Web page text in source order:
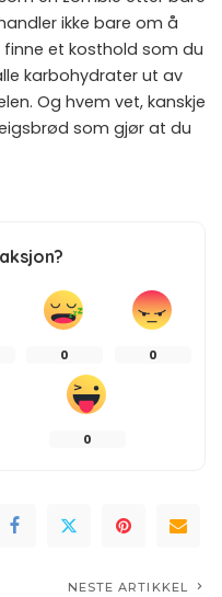
ikke bare om å
et kosthold som du
karbohydrater ut av
Og hvem vet, kanskje
som gjør at du
0 0
0
NESTE ARTIKKEL